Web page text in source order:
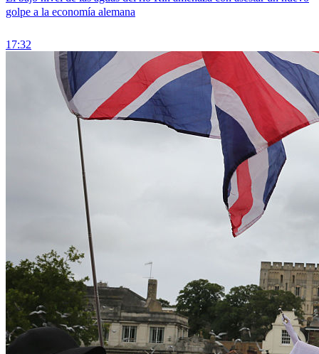
golpe a la economía alemana
17:32